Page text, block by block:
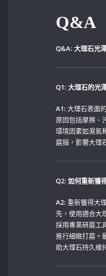
Q&A
Q&A: 大理石光
Q1: 大理石的光
A1: 大理石表面
原因包括摩擦、
環境因素如濕氣
磨損，影響大理
Q2: 如何重新獲
A2: 重新獲得大
先，使用適合大
採用專業研磨工
進行細緻打磨。
助大理石持久維